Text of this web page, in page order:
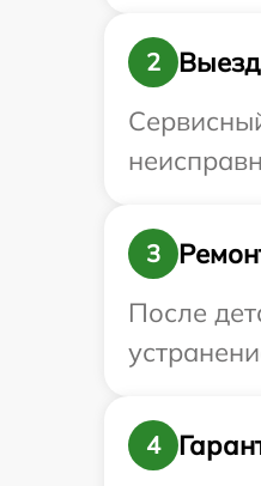
2
3
После
4